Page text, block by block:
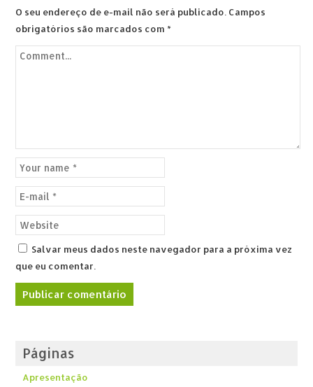
O seu endereço de e-mail não será publicado. Campos
obrigatórios são marcados com*
Salvar meus dados neste navegador para a próxima vez
que eu comentar.
Páginas
Apresentação